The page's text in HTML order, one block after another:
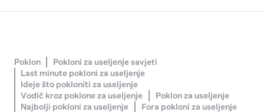
Poklon
Pokloni za useljenje savjeti
Last minute pokloni za useljenje
Ideje što pokloniti za useljenje
Vodič kroz poklone za useljenje
Poklon za useljenje
Najbolji pokloni za useljenje
Fora pokloni za useljenje